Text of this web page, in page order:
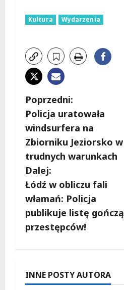
Kultura Wydarzenia
Z
o
b
a
c
z
w
i
Poprzedni:
Policja uratowała
windsurfera na
Zbiorniku Jeziorsko w
trudnych warunkach
Dalej:
Łódź w obliczu fali
włamań: Policja
publikuje listę gończą
przestępców!
INNE POSTY AUTORA